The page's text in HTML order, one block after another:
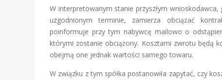
W interpretowanym stanie przyszłym
uzgodnionym terminie, zamierza obciążać
poinformuje przy tym nabywcę mailowo o
którymi zostanie obciążony. Kosztami zwrotu będą
obejmą one jednak wartości samego towaru.
W związku z tym spółka postanowiła zapytać, czy